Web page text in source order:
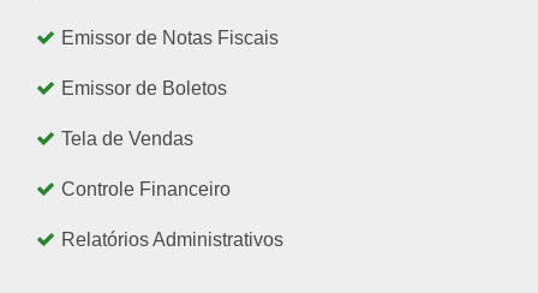
Emissor de Notas Fiscais
Emissor de Boletos
Tela de Vendas
Controle Financeiro
Relatórios Administrativos